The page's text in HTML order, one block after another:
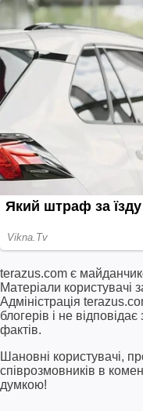
terazus.com є
Матеріали користувачі
Адміністрація
блогерів і не
фактів.
Шановні користувачі,
співрозмовників в
думкою!